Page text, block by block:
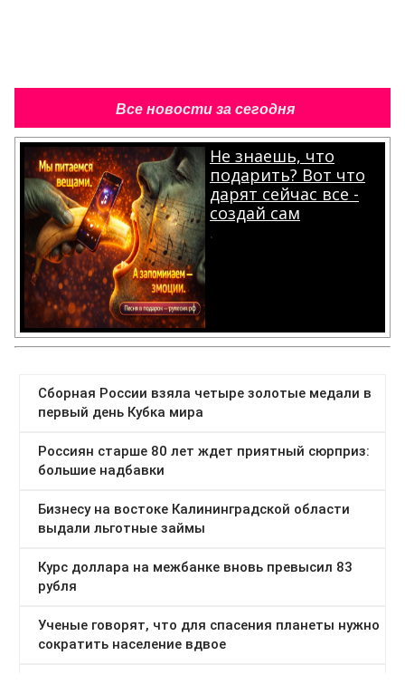
Все новости за сегодня
Не знаешь, что
подарить? Вот что
дарят сейчас все -
создай сам
.